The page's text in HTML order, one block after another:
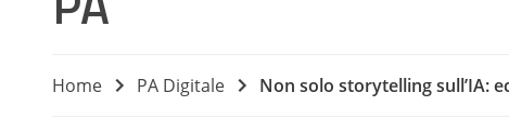
Home PA Digitale Non solo storytelling sull’IA: